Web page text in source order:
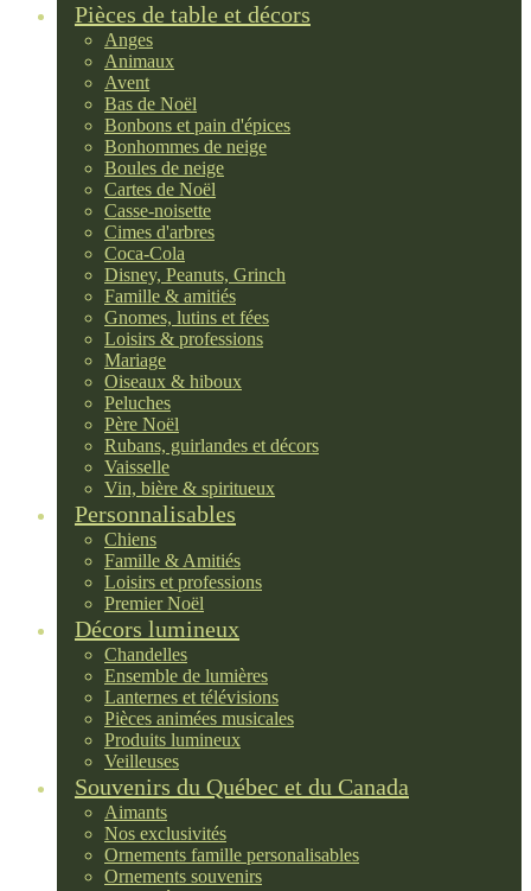
Pièces de table et décors
Anges
Animaux
Avent
Bas de Noël
Bonbons et pain d'épices
Bonhommes de neige
Boules de neige
Cartes de Noël
Casse-noisette
Cimes d'arbres
Coca-Cola
Disney, Peanuts, Grinch
Famille & amitiés
Gnomes, lutins et fées
Loisirs & professions
Mariage
Oiseaux & hiboux
Peluches
Père Noël
Rubans, guirlandes et décors
Vaisselle
Vin, bière & spiritueux
Personnalisables
Chiens
Famille & Amitiés
Loisirs et professions
Premier Noël
Décors lumineux
Chandelles
Ensemble de lumières
Lanternes et télévisions
Pièces animées musicales
Produits lumineux
Veilleuses
Souvenirs du Québec et du Canada
Aimants
Nos exclusivités
Ornements famille personalisables
Ornements souvenirs